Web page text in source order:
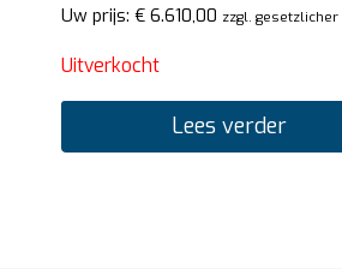
Uw prijs: € 6.610,00 zzgl. gesetzlicher
Uitverkocht
Lees verder